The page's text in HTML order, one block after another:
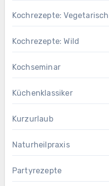
Kochrezepte: Vegetarisch
Kochrezepte: Wild
Kochseminar
Küchenklassiker
Kurzurlaub
Naturheilpraxis
Partyrezepte